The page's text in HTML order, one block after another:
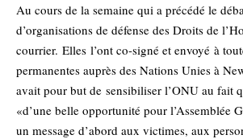
Au cours de la semaine qui a précédé le
d’organisations de défense des Droits de
courrier. Elles l’ont co-signé et envoyé à
permanentes auprès des Nations Unies à
avait pour but de sensibiliser l’ONU au fait
«d’une belle opportunité pour l’Assemblée
un message d’abord aux victimes, aux